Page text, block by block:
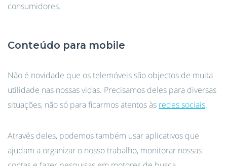
consumidores.
Conteúdo para mobile
Não é novidade que os telemóveis são objectos de muita
utilidade nas nossas vidas. Precisamos deles para diversas
situações, não só para ficarmos atentos às redes sociais.
Através deles, podemos também usar aplicativos que
ajudam a organizar o nosso trabalho, monitorar nossas